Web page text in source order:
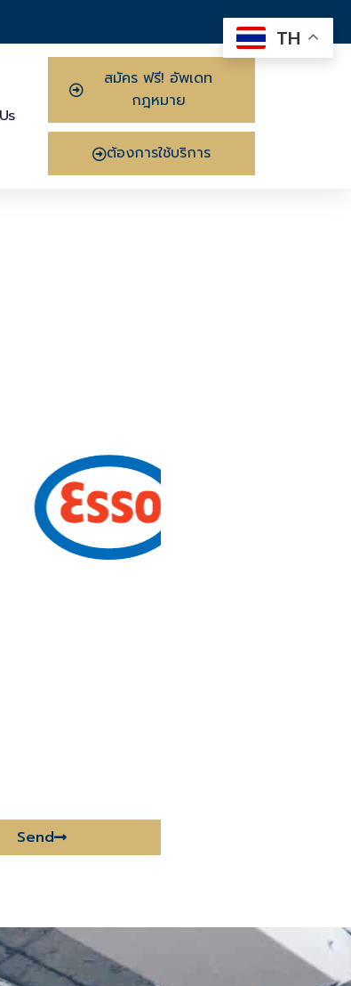
สมัคร ฟรี! อัพเดท
กฎหมาย
ต้องการใช้บริการ
Send
TH